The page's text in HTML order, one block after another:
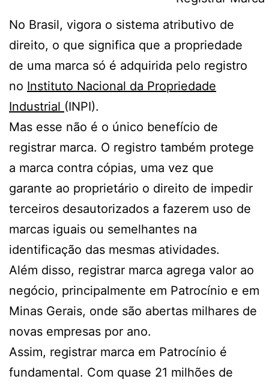
No Brasil, vigora o sistema atributivo de
direito, o que significa que a propriedade
de uma marca só é adquirida pelo registro
no Instituto Nacional da Propriedade
Industrial (INPI).
Mas esse não é o único benefício de
registrar marca. O registro também protege
a marca contra cópias, uma vez que
garante ao proprietário o direito de impedir
terceiros desautorizados a fazerem uso de
marcas iguais ou semelhantes na
identificação das mesmas atividades.
Além disso, registrar marca agrega valor ao
negócio, principalmente em Patrocínio e em
Minas Gerais, onde são abertas milhares de
novas empresas por ano.
Assim, registrar marca em Patrocínio é
fundamental. Com quase 21 milhões de